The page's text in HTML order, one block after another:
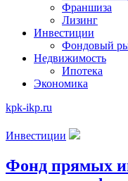
Франшиза
Лизинг
Инвестиции
Фондовый
Недвижимость
Ипотека
Экономика
kpk-ikp.ru
Инвестиции
Фонд прямых